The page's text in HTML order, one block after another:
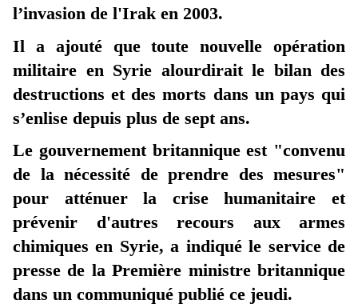
l’invasion de l'Irak en 2003.
Il a ajouté que toute nouvelle opération
militaire en Syrie alourdirait le bilan des
destructions et des morts dans un pays qui
s’enlise depuis plus de sept ans.
Le gouvernement britannique est "convenu
de la nécessité de prendre des mesures"
pour atténuer la crise humanitaire et
prévenir d'autres recours aux armes
chimiques en Syrie, a indiqué le service de
presse de la Première ministre britannique
dans un communiqué publié ce jeudi.